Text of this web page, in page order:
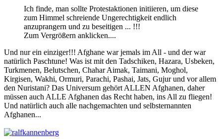
Ich finde, man sollte Protestaktionen initiieren, um diese
zum Himmel schreiende Ungerechtigkeit endlich
anzuprangern und zu beseitigen ... !!!
Zum Vergrößern anklicken....
Und nur ein einziger!!! Afghane war jemals im All - und der war
natürlich Paschtune! Was ist mit den Tadschiken, Hazara, Usbeken,
Turkmenen, Belutschen, Chahar Aimak, Taimani, Moghol,
Kirgisen, Wakhi, Ormuri, Parachi, Pashai, Jats, Gujur und vor allem
den Nuristani? Das Universum gehört ALLEN Afghanen, daher
müssen auch ALLE Afghanen das Recht haben, ins All zu fliegen!
Und natürlich auch alle nachgemachten und selbsternannten
Afghanen...